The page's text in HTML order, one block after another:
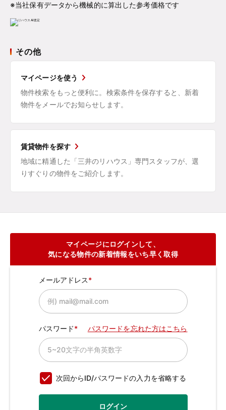
※当社保有データから機械的に算出した参考価格です
その他
マイページを使う
物件検索をもっと便利に。検索条件を保存すると、新着
物件をメールでお知らせします。
賃貸物件を探す
地域に精通した「三井のリハウス」専門スタッフが、選
りすぐりの物件をご紹介します。
マイページにログインして、
気になる物件の新着情報をいち早く取得
メールアドレス
パスワード パスワードを忘れた方はこちら
次回からID/パスワードの入力を省略する
ログイン